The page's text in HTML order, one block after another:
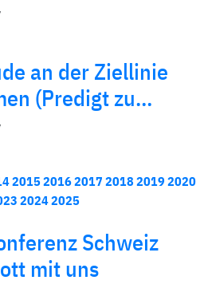
an der Ziellinie
(Predigt zu…
201520162017 2018 2019 2020
20242025
Schweiz
mit uns